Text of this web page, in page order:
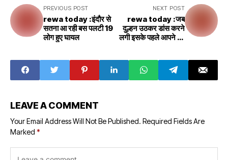
PREVIOUS POST
rewa today :इंदौर से
सतना आ रही बस पलटी 19
लोग हुए घायल
NEXT POST
rewa today :जब
दुल्हन उठकर डांस करने
लगी इसके पहले आपने यह
LEAVE A COMMENT
Your Email Address Will Not Be Published. Required Fields Are
Marked *